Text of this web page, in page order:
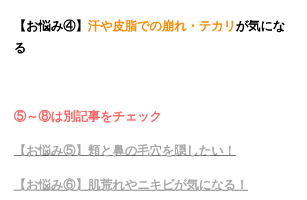
【お悩み④】 汗や皮脂での崩れ・テカリ が気にな
る
⑤～⑧は別記事をチェック
【お悩み⑤】頬と鼻の毛穴を隠したい！
【お悩み⑥】肌荒れやニキビが気になる！